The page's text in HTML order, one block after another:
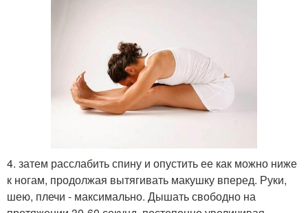
4. затем расслабить спину и опустить ее как можно ниже
к ногам, продолжая вытягивать макушку вперед. Руки,
шею, плечи - максимально. Дышать свободно на